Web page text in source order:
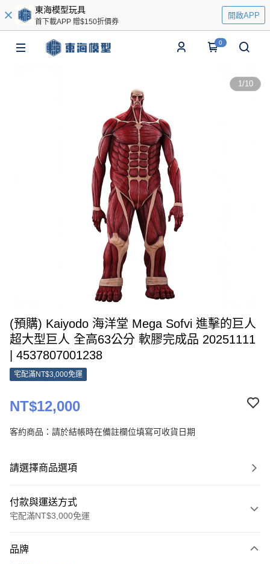
東海模型玩具
首下載APP 贈$150折價券
開啟APP
0
1/10
(預購) Kaiyodo 海洋堂 Mega Sofvi 進擊的巨人
超大型巨人 全高63公分 軟膠完成品 20251111
| 4537807001238
宅配滿NT$3,000免運
NT$12,000
客約商品：請於結帳時在備註欄位填寫可收貨日期
請選擇商品選項
付款與運送方式
宅配滿NT$3,000免運
信用卡一次付款
品牌